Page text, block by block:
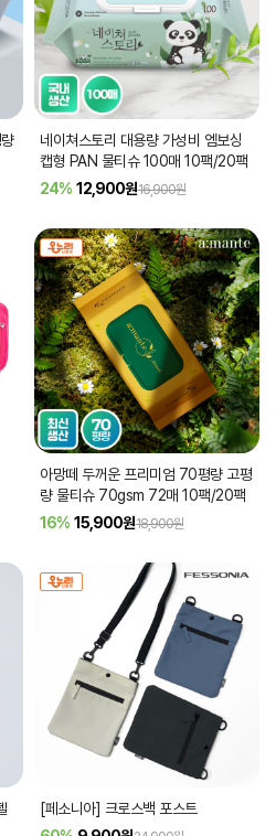
네이쳐스토리 대용량 가성비 엠보싱
캡형 PAN 물티슈 100매 10팩/20팩
24% 12,900원16,900원
아망떼 두꺼운 프리미엄 70평량 고평
량 물티슈 70gsm 72매 10팩/20팩
16% 15,900원18,900원
[페소니아] 크로스백 포스트